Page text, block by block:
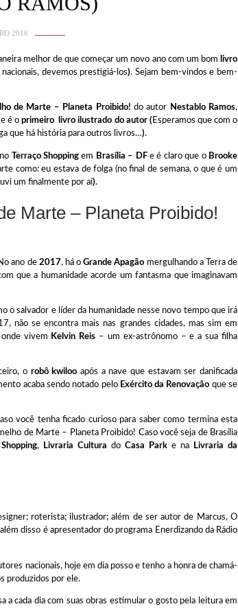
2016
melhor de que começar um novo ano com um bom livro
devemos prestigiá-los). Sejam bem-vindos e bem-
de Marte – Planeta Proibido! do autor Nestablo Ramos,
é oprimeiro livro ilustrado do autor ( Esperamos que com o
que há história para outros livros…).
no Terraço Shopping em Brasília – DFe é claro que o Brooke
como: eu estava de folga (no final de semana, o que é um
um finalmente por aí).
Marte – Planeta Proibido!
ano de 2017, há oGrande Apagão mergulhando a Terra de
que a humanidade acorde um fantasma que imaginavam
o salvador e líder da humanidade nesse novo tempo que irá
não se encontra mais nas grandes cidades, mas sim em
vivem Kelvin Reis – um ex-astrônomo – e a sua filha
o robô kwiloo após a nave que estavam ser danificada
acaba sendo notado pelo Exército da Renovação que se
você tenha ficado curioso para saber como termina esta
de Marte – Planeta Proibido! Caso você seja de Brasília
, Livraria Cultura do Casa Parke na Livraria da
roterista; ilustrador; além de ser autor de Marcus, O
disso é apresentador do programa Enerdizando da Rádio
nacionais, hoje em dia posso e tenho a honra de chamá-
produzidos por ele.
a cada dia com suas obras estimular o gosto pela leitura em